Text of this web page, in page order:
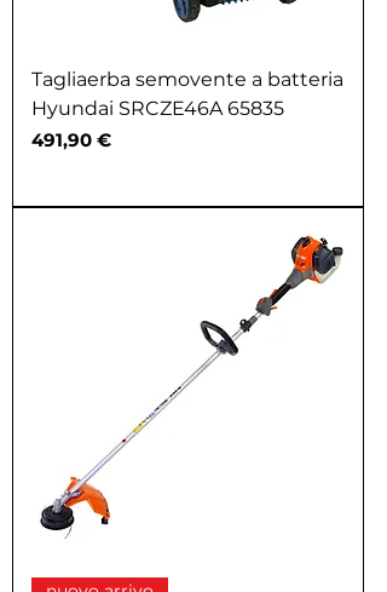
Tagliaerba semovente a batteria
Hyundai SRCZE46A 65835
Prezzo
491,90 €